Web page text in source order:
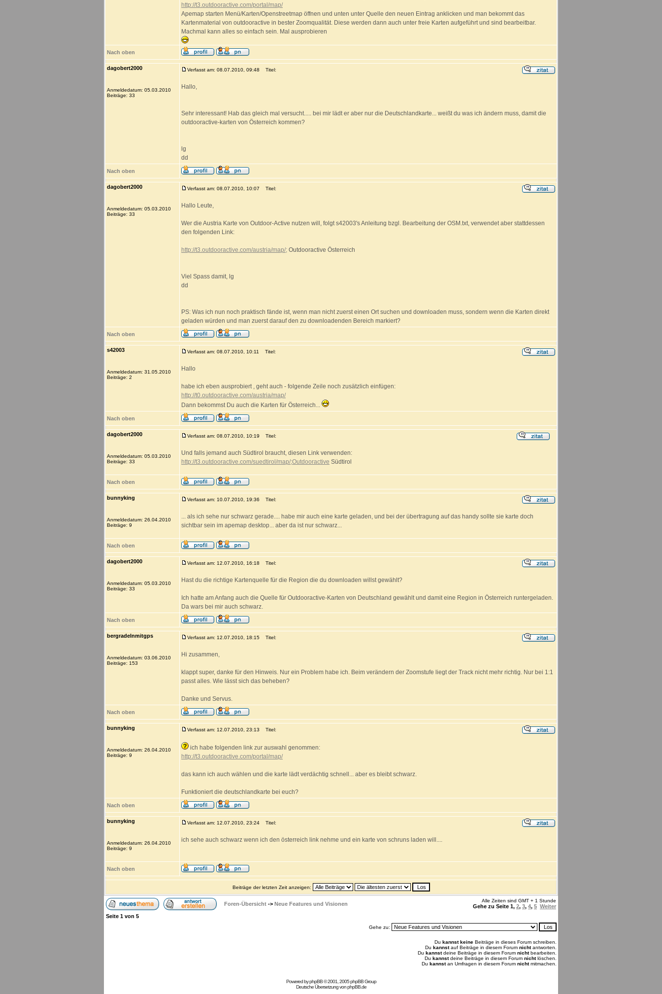
http://t3.outdooractive.com/portal/map/
Apemap starten Menü/Karten/Openstreetmap öffnen und unten unter Quelle den neuen Eintrag anklicken und man bekommt das
Kartenmaterial von outdooractive in bester Zoomqualität. Diese werden dann auch unter freie Karten aufgeführt und sind bearbeitbar.
Machmal kann alles so einfach sein. Mal ausprobieren
Nach oben
dagobert2000
Anmeldedatum: 05.03.2010
Beiträge: 33
Verfasst am: 08.07.2010, 09:48 Titel:
Hallo,
Sehr interessant! Hab das gleich mal versucht..... bei mir lädt er aber nur die Deutschlandkarte... weißt du was ich ändern muss, damit die
outdooractive-karten von Österreich kommen?
lg
dd
Nach oben
dagobert2000
Anmeldedatum: 05.03.2010
Beiträge: 33
Verfasst am: 08.07.2010, 10:07 Titel:
Hallo Leute,
Wer die Austria Karte von Outdoor-Active nutzen will, folgt s42003's Anleitung bzgl. Bearbeitung der OSM.txt, verwendet aber stattdessen
den folgenden Link:
http://t3.outdooractive.com/austria/map/; Outdooractive Österreich
Viel Spass damit, lg
dd
PS: Was ich nun noch praktisch fände ist, wenn man nicht zuerst einen Ort suchen und downloaden muss, sondern wenn die Karten direkt
geladen würden und man zuerst darauf den zu downloadenden Bereich markiert?
Nach oben
s42003
Anmeldedatum: 31.05.2010
Beiträge: 2
Verfasst am: 08.07.2010, 10:11 Titel:
Hallo
habe ich eben ausprobiert , geht auch - folgende Zeile noch zusätzlich einfügen:
http://t0.outdooractive.com/austria/map/
Dann bekommst Du auch die Karten für Österreich...
Nach oben
dagobert2000
Anmeldedatum: 05.03.2010
Beiträge: 33
Verfasst am: 08.07.2010, 10:19 Titel:
Und falls jemand auch Südtirol braucht, diesen Link verwenden:
http://t3.outdooractive.com/suedtirol/map/;Outdooractive Südtirol
Nach oben
bunnyking
Anmeldedatum: 26.04.2010
Beiträge: 9
Verfasst am: 10.07.2010, 19:36 Titel:
... als ich sehe nur schwarz gerade.... habe mir auch eine karte geladen, und bei der übertragung auf das handy sollte sie karte doch
sichtbar sein im apemap desktop... aber da ist nur schwarz...
Nach oben
dagobert2000
Anmeldedatum: 05.03.2010
Beiträge: 33
Verfasst am: 12.07.2010, 16:18 Titel:
Hast du die richtige Kartenquelle für die Region die du downloaden willst gewählt?
Ich hatte am Anfang auch die Quelle für Outdooractive-Karten von Deutschland gewählt und damit eine Region in Österreich runtergeladen.
Da wars bei mir auch schwarz.
Nach oben
bergradelnmitgps
Anmeldedatum: 03.06.2010
Beiträge: 153
Verfasst am: 12.07.2010, 18:15 Titel:
Hi zusammen,
klappt super, danke für den Hinweis. Nur ein Problem habe ich. Beim verändern der Zoomstufe liegt der Track nicht mehr richtig. Nur bei 1:1
passt alles. Wie lässt sich das beheben?
Danke und Servus.
Nach oben
bunnyking
Anmeldedatum: 26.04.2010
Beiträge: 9
Verfasst am: 12.07.2010, 23:13 Titel:
ich habe folgenden link zur auswahl genommen:
http://t3.outdooractive.com/portal/map/
das kann ich auch wählen und die karte lädt verdächtig schnell... aber es bleibt schwarz.
Funktioniert die deutschlandkarte bei euch?
Nach oben
bunnyking
Anmeldedatum: 26.04.2010
Beiträge: 9
Verfasst am: 12.07.2010, 23:24 Titel:
ich sehe auch schwarz wenn ich den österreich link nehme und ein karte von schruns laden will....
Nach oben
Beiträge der letzten Zeit anzeigen:
Foren-Übersicht -> Neue Features und Visionen
Alle Zeiten sind GMT + 1 Stunde
Gehe zu Seite 1, 2, 3, 4, 5 Weiter
Seite 1 von 5
Gehe zu:
Du kannst keine Beiträge in dieses Forum schreiben.
Du kannstauf Beiträge in diesem Forum nichtantworten.
Du kannstdeine Beiträge in diesem Forum nichtbearbeiten.
Du kannstdeine Beiträge in diesem Forum nichtlöschen.
Du kannstan Umfragen in diesem Forum nichtmitmachen.
Powered byphpBB© 2001, 2005 phpBB Group
Deutsche Übersetzung vonphpBB.de